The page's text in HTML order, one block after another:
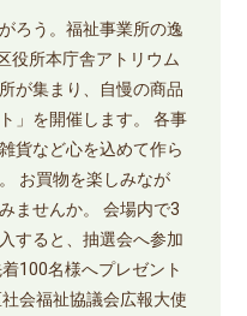
ろう。福祉事業所の逸
役所本庁舎アトリウム
が集まり、自慢の商品
」を開催します。 各事
貨など心を込めて作ら
お買物を楽しみなが
ませんか。 会場内で3
すると、抽選会へ参加
100名様へプレゼント
会福祉協議会広報大使